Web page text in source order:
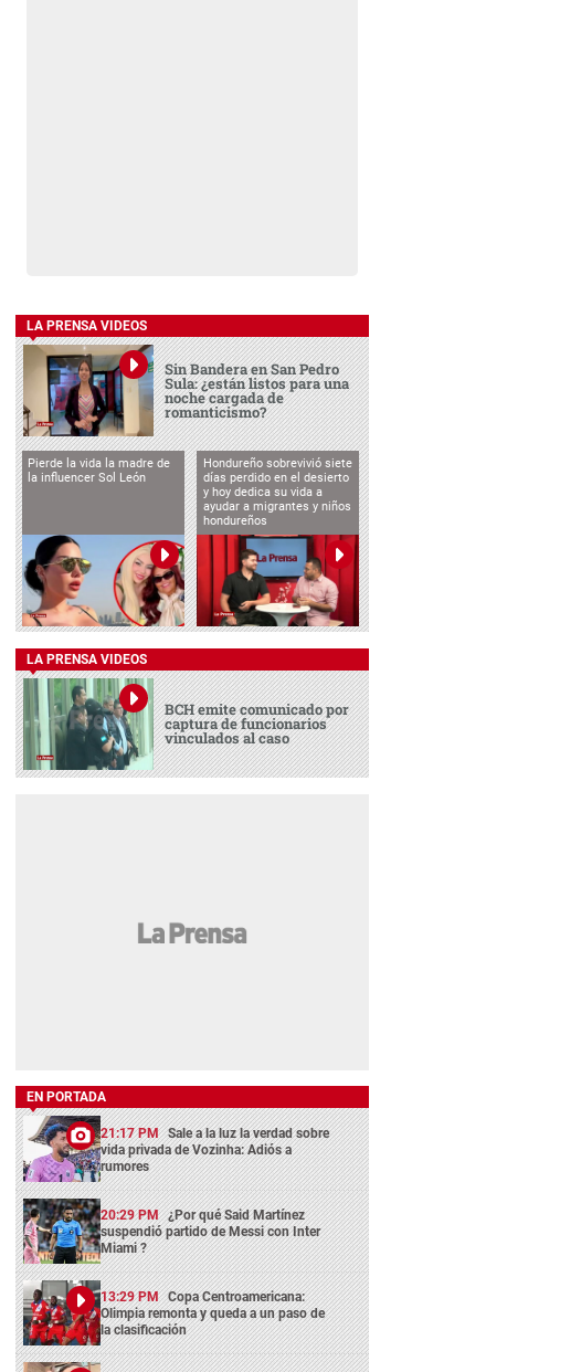
LA PRENSA VIDEOS
Sin Bandera en San Pedro
Sula: ¿están listos para una
noche cargada de
romanticismo?
Pierde la vida la madre de
la influencer Sol León
Hondureño sobrevivió siete
días perdido en el desierto
y hoy dedica su vida a
ayudar a migrantes y niños
hondureños
LA PRENSA VIDEOS
BCH emite comunicado por
captura de funcionarios
vinculados al caso
EN PORTADA
21:17 PM Sale a la luz la verdad sobre
vida privada de Vozinha: Adiós a
rumores
20:29 PM ¿Por qué Said Martínez
suspendió partido de Messi con Inter
Miami ?
13:29 PM Copa Centroamericana:
Olimpia remonta y queda a un paso de
la clasificación